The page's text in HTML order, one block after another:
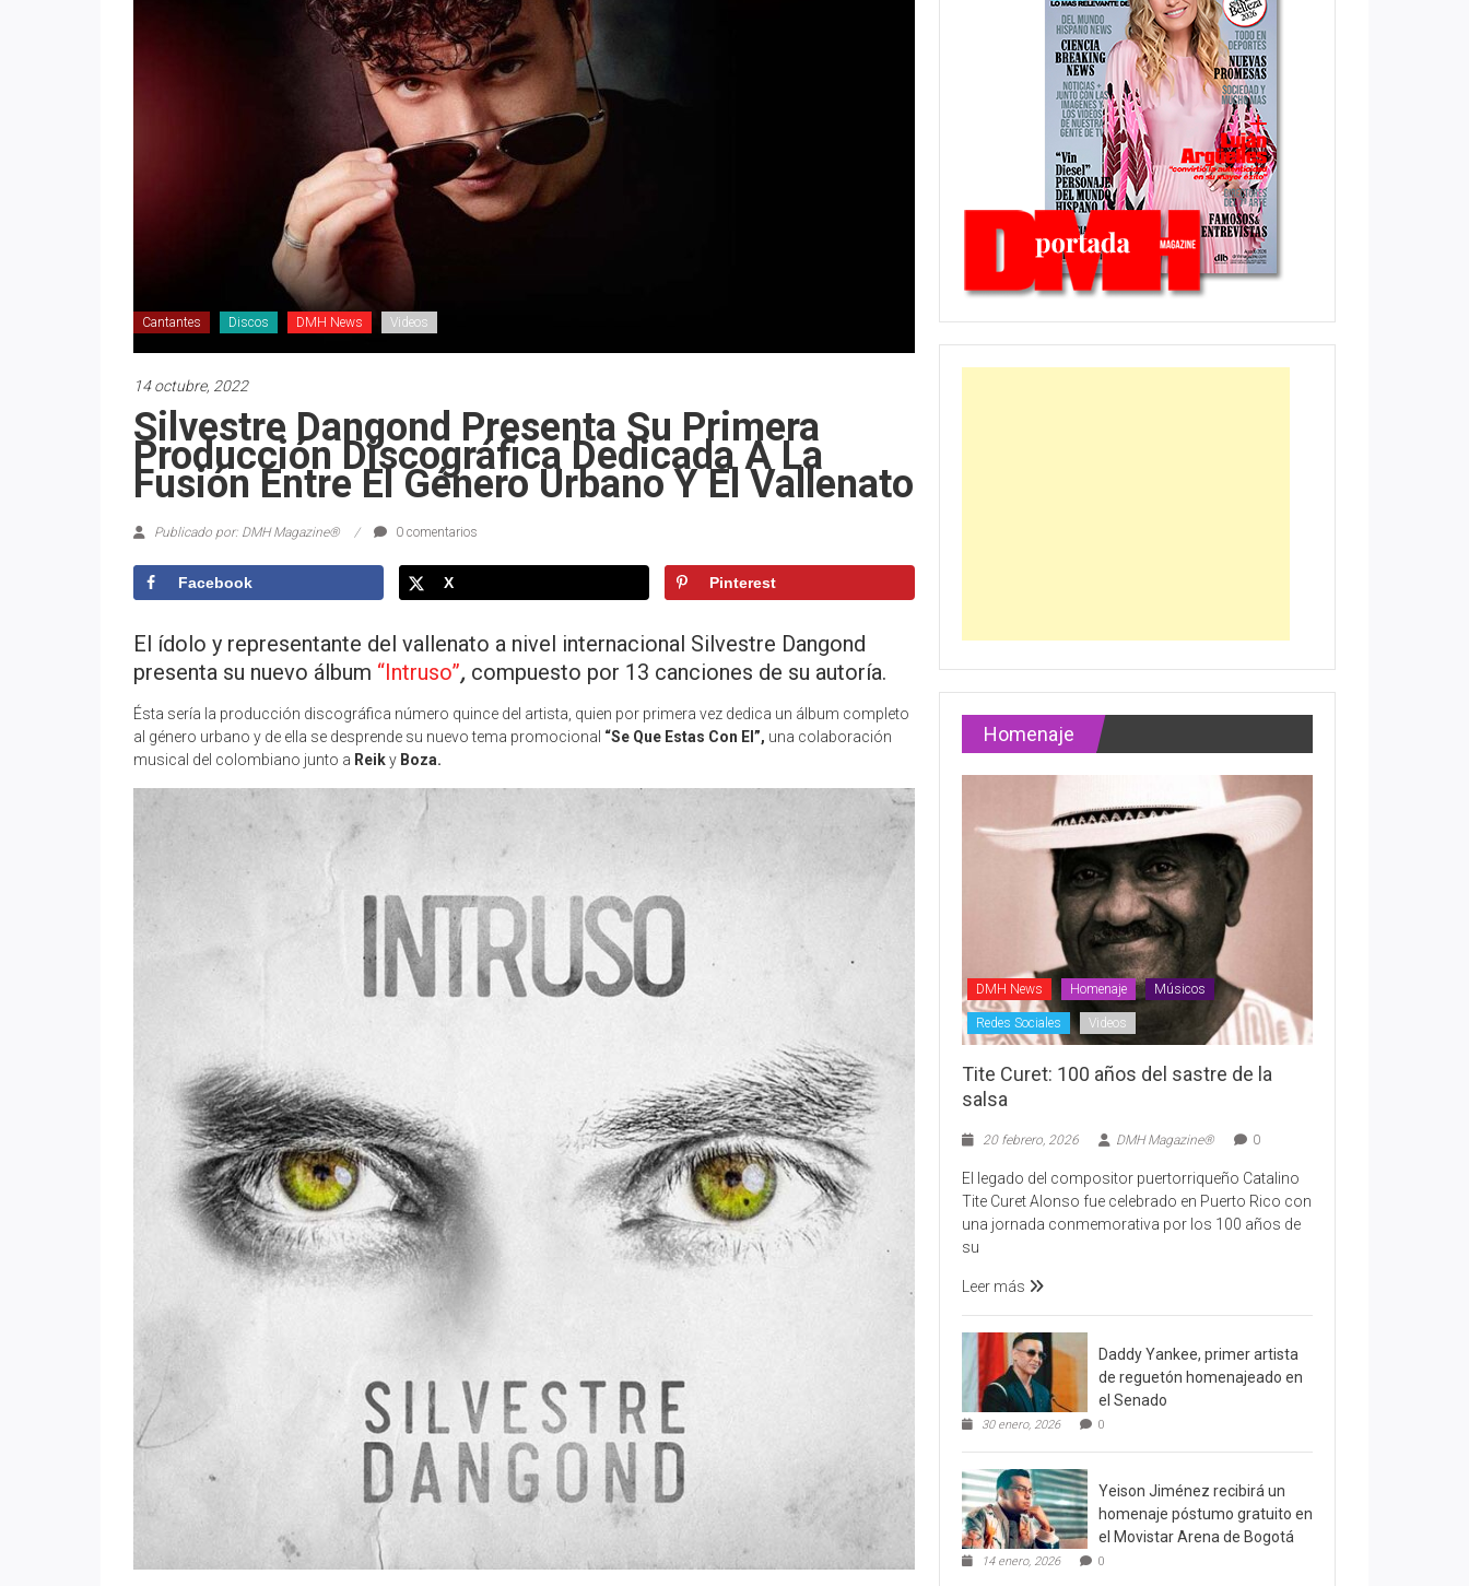
Cantantes Discos DMH News Videos
14 octubre, 2022
Silvestre Dangond Presenta Su Primera
Producción Discográfica Dedicada A La
Fusión Entre El Género Urbano Y El Vallenato
Publicado por: DMH Magazine® 0 comentarios
Facebook X Pinterest
El ídolo y representante del vallenato a nivel internacional Silvestre Dangond
presenta su nuevo álbum “Intruso”, compuesto por 13 canciones de su autoría.
Ésta sería la producción discográfica número quince del artista, quien por primera vez dedica un álbum completo
al género urbano y de ella se desprende su nuevo tema promocional “Se Que Estas Con El”, una colaboración
musical del colombiano junto a Reiky Boza.
Homenaje
DMH News Homenaje Músicos
Redes Sociales Videos
Tite Curet: 100 años del sastre de la
salsa
20 febrero, 2026 DMH Magazine® 0
El legado del compositor puertorriqueño Catalino
Tite Curet Alonso fue celebrado en Puerto Rico con
una jornada conmemorativa por los 100 años de
su
Leer más
Daddy Yankee, primer artista
de reguetón homenajeado en
el Senado
30 enero, 2026 0
Yeison Jiménez recibirá un
homenaje póstumo gratuito en
el Movistar Arena de Bogotá
14 enero, 2026 0